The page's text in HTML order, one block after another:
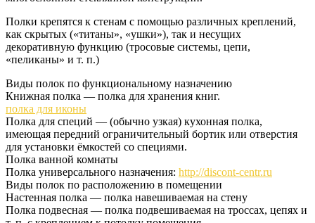
Полки крепятся к стенам с помощью различных креплений,
как скрытых («титаны», «ушки»), так и несущих
декоративную функцию (тросовые системы, цепи,
«пеликаны» и т. п.)
Виды полок по функциональному назначению
Книжная полка — полка для хранения книг.
полка для иконы
Полка для специй — (обычно узкая) кухонная полка,
имеющая передний ограничительный бортик или отверстия
для установки ёмкостей со специями.
Полка ванной комнаты
Полка универсального назначения: http://discont-centr.ru
Виды полок по расположению в помещении
Настенная полка — полка навешиваемая на стену
Полка подвесная — полка подвешиваемая на троссах, цепях и